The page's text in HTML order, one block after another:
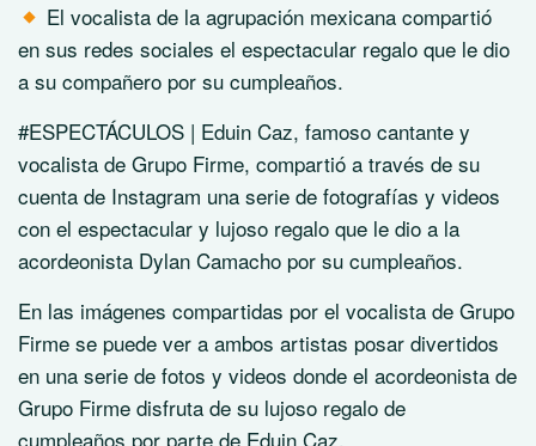
El vocalista de la agrupación mexicana compartió
en sus redes sociales el espectacular regalo que le dio
a su compañero por su cumpleaños.
#ESPECTÁCULOS | Eduin Caz, famoso cantante y
vocalista de Grupo Firme, compartió a través de su
cuenta de Instagram una serie de fotografías y videos
con el espectacular y lujoso regalo que le dio a la
acordeonista Dylan Camacho por su cumpleaños.
En las imágenes compartidas por el vocalista de Grupo
Firme se puede ver a ambos artistas posar divertidos
en una serie de fotos y videos donde el acordeonista de
Grupo Firme disfruta de su lujoso regalo de
cumpleaños por parte de Eduin Caz.